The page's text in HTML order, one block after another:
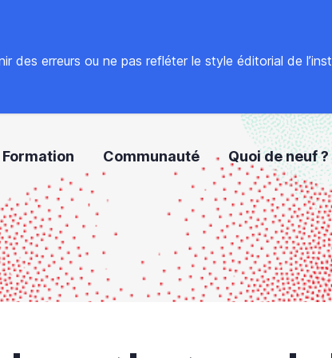
des erreurs ou ne pas refléter le style éditorial de
Formation Communauté Quoi de neuf ?